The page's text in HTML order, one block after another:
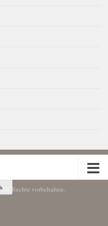
Rechte vorbehalten.